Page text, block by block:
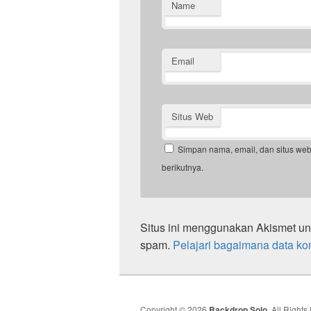
Name
Email
Situs Web
Simpan nama, email, dan situs
berikutnya.
Situs ini menggunakan Akismet
spam. Pelajari bagaimana data